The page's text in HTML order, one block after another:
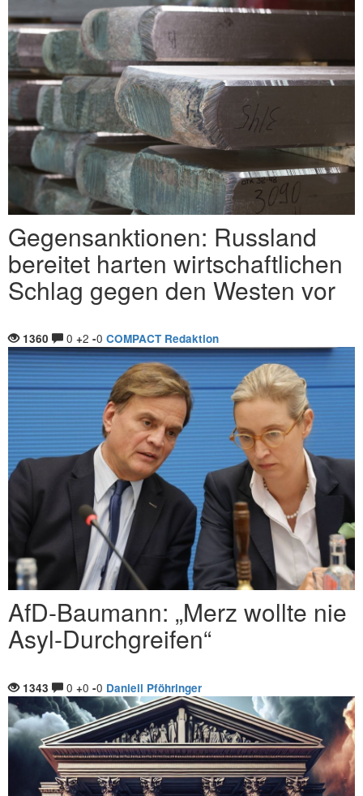
Gegensanktionen: Russland
bereitet harten wirtschaftlichen
Schlag gegen den Westen vor
1360 0 +2 -0 COMPACT Redaktion
AfD-Baumann: „Merz wollte nie
Asyl-Durchgreifen“
1343 0 +0 -0 Daniell Pföhringer